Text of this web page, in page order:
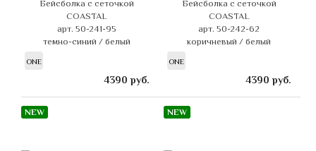
Бейсболка с сеточкой
COASTAL
арт. 50-241-95
темно-синий / белый
ONE
4390 руб.
Бейсболка с сеточкой
COASTAL
арт. 50-242-62
коричневый / белый
ONE
4390 руб.
NEW NEW